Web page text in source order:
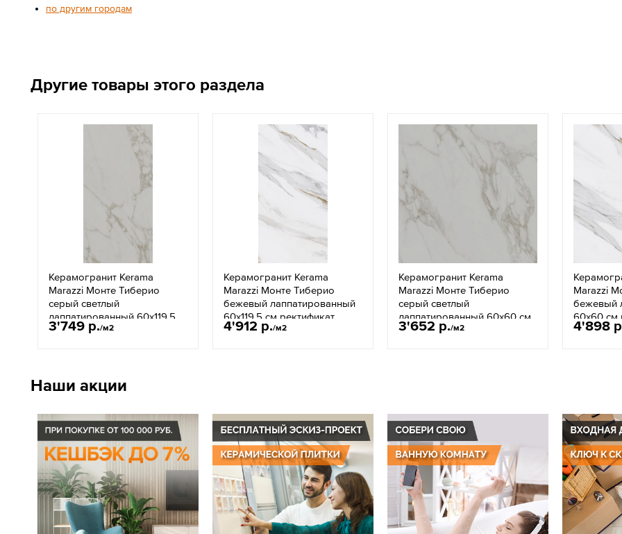
по другим городам
Другие товары этого раздела
Керамогранит Kerama
Marazzi Монте Тиберио
серый светлый
лаппатированный 60х119,5
см ректификат SG540722R
3'749 р./м2
Керамогранит Kerama
Marazzi Монте Тиберио
бежевый лаппатированный
60х119,5 см ректификат
SG564522R
4'912 р./м2
Керамогранит Kerama
Marazzi Монте Тиберио
серый светлый
лаппатированный 60х60 см
ректификат SG654422R
3'652 р./м2
Marazzi
бежевый
60х60 см
4'898
Наши акции